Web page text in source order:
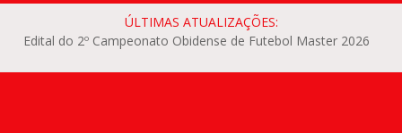
ÚLTIMAS ATUALIZAÇÕES:
Edital do 2º Campeonato Obidense de Futebol Master 2026